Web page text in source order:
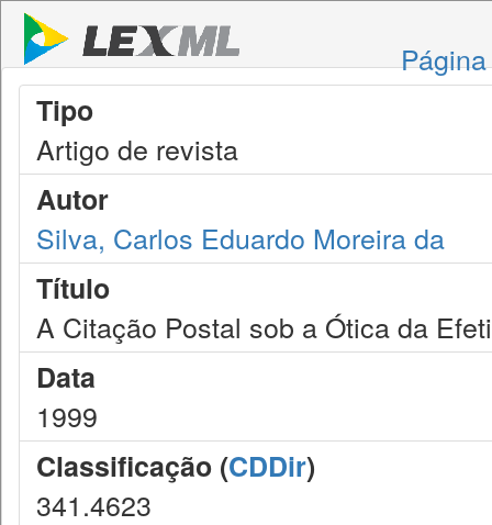
Tipo
Artigo de revista
Autor
Silva, Carlos Eduardo Moreira da
Título
A Citação Postal sob a Ótica da
Data
1999
Classificação (CDDir)
341.4623